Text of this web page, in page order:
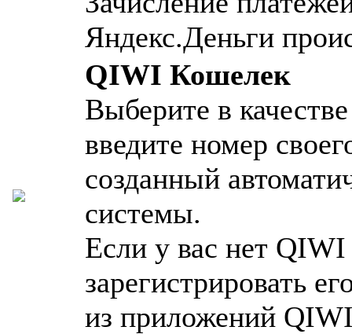
Яндекс.Деньги
QIWI Кошелек
Выберите в
введите номер
созданный
системы.
Если у вас нет
зарегистрировать
из приложений